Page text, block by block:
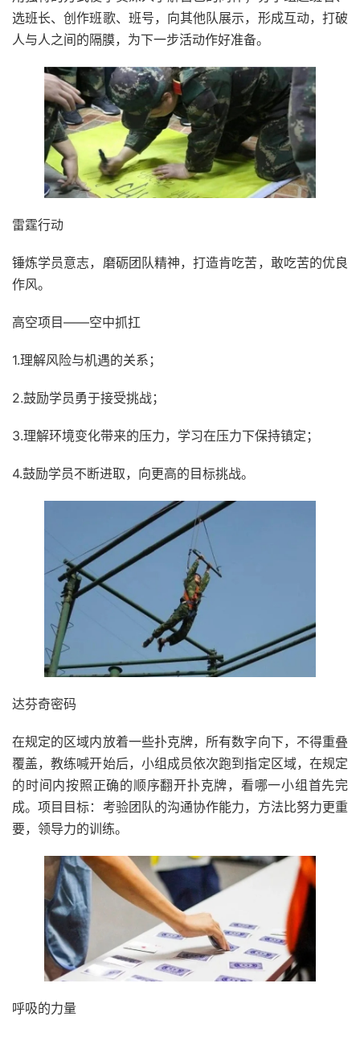
选班长、创作班歌、班号，向其他队展示，形成互动，打破
人与人之间的隔膜，为下一步活动作好准备。
雷霆行动
锤炼学员意志，磨砺团队精神，打造肯吃苦，敢吃苦的优良
作风。
高空项目——空中抓扛
1.理解风险与机遇的关系；
2.鼓励学员勇于接受挑战；
3.理解环境变化带来的压力，学习在压力下保持镇定；
4.鼓励学员不断进取，向更高的目标挑战。
达芬奇密码
在规定的区域内放着一些扑克牌，所有数字向下，不得重叠
覆盖，教练喊开始后，小组成员依次跑到指定区域，在规定
的时间内按照正确的顺序翻开扑克牌，看哪一小组首先完
成。项目目标：考验团队的沟通协作能力，方法比努力更重
要，领导力的训练。
呼吸的力量